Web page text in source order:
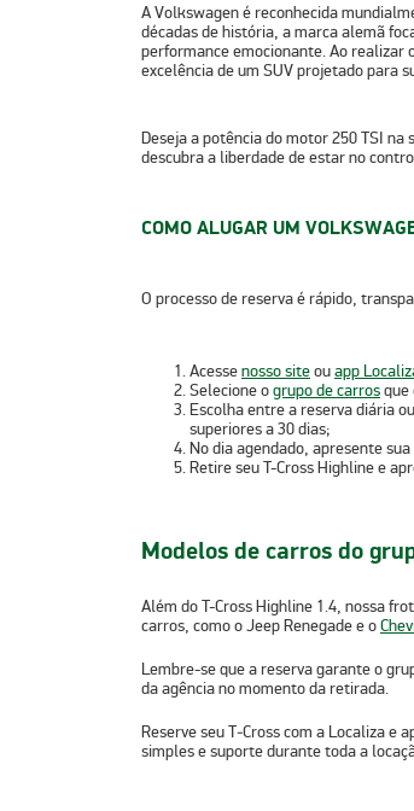
AVolkswagené reconhecida
décadas de história, a marca alemã
performance emocionante. Ao realizar
excelência de um SUV projetado para
Deseja a potência do motor 250 TSI na
descubra a liberdade de estar no
COMO ALUGAR UM
O processo de reserva é rápido,
Acessenosso siteouapp
Selecione ogrupo de carrosque
Escolha entre a reserva diária
superiores a 30 dias;
No dia agendado, apresente
Retire seu T-Cross Highline e
Modelos de carros do
Além do T-Cross Highline 1.4, nossa
carros, como oJeep Renegadee o
Lembre-se que a reserva garante o
da agência no momento da retirada.
Reserve seu T‑Cross com a Localiza
simples e suporte durante toda a